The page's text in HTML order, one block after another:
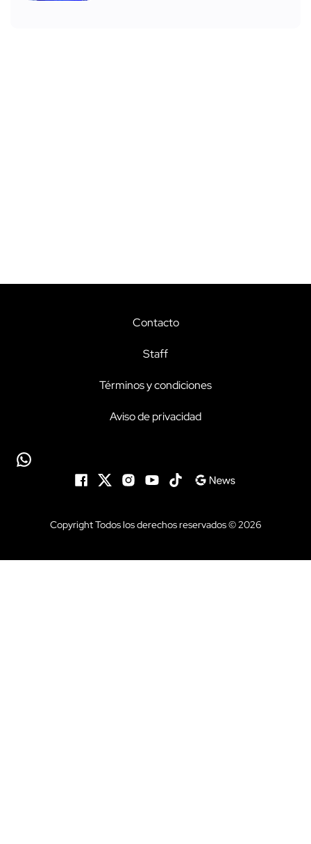
Contacto
Staff
Términos y condiciones
Aviso de privacidad
Copyright Todos los derechos reservados © 2026